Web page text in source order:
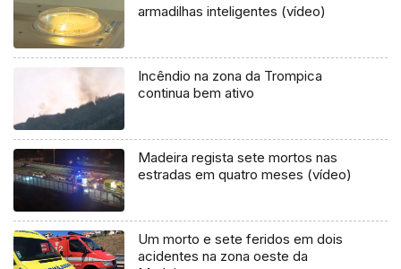
armadilhas inteligentes (vídeo)
Incêndio na zona da Trompica
continua bem ativo
Madeira regista sete mortos nas
estradas em quatro meses (vídeo)
Um morto e sete feridos em dois
acidentes na zona oeste da